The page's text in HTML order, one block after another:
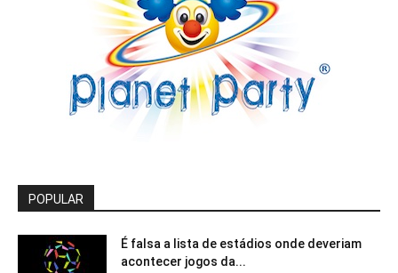
POPULAR
É falsa a lista de estádios onde deveriam
acontecer jogos da...